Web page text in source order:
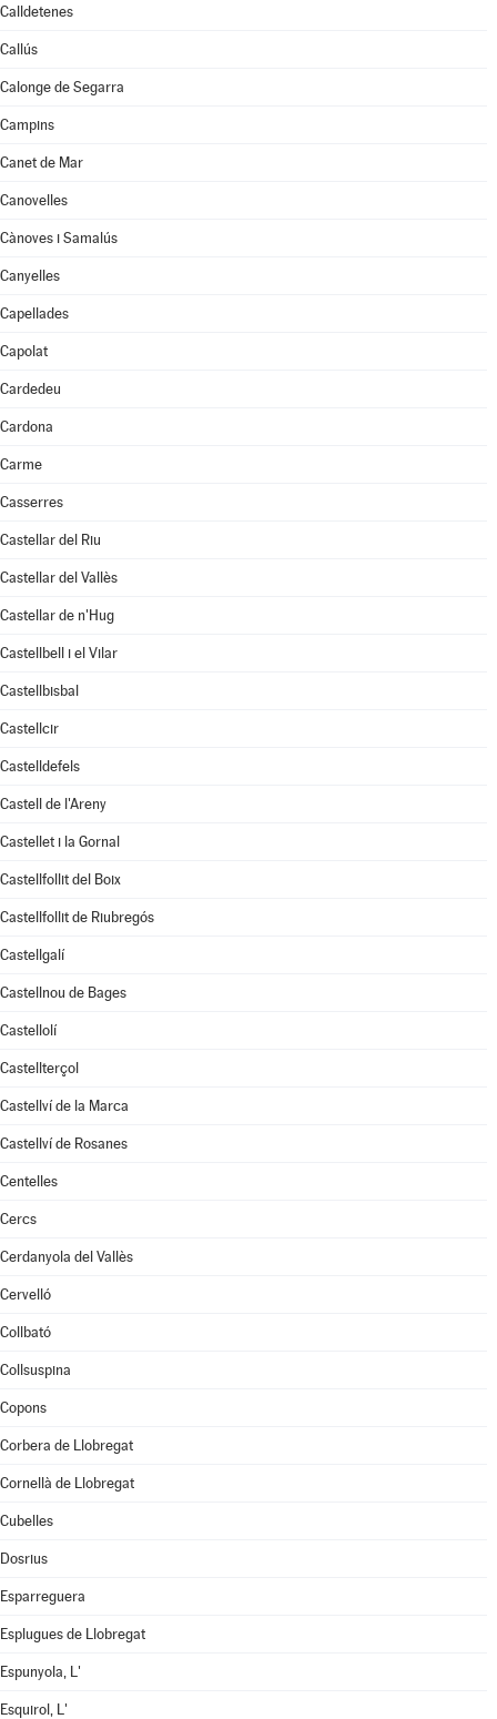
Calldetenes
Callús
Calonge de Segarra
Campins
Canet de Mar
Canovelles
Cànoves i Samalús
Canyelles
Capellades
Capolat
Cardedeu
Cardona
Carme
Casserres
Castellar del Riu
Castellar del Vallès
Castellar de n'Hug
Castellbell i el Vilar
Castellbisbal
Castellcir
Castelldefels
Castell de l'Areny
Castellet i la Gornal
Castellfollit del Boix
Castellfollit de Riubregós
Castellgalí
Castellnou de Bages
Castellolí
Castellterçol
Castellví de la Marca
Castellví de Rosanes
Centelles
Cercs
Cerdanyola del Vallès
Cervelló
Collbató
Collsuspina
Copons
Corbera de Llobregat
Cornellà de Llobregat
Cubelles
Dosrius
Esparreguera
Esplugues de Llobregat
Espunyola, L'
Esquirol, L'